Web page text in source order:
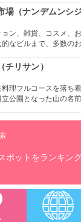
る味わいのものばかり。
場（ナンデムンシジ
ン、雑貨、コスメ、
なビルまで、多数の
客であふれかえり、賑
チリサン）
理フルコースを落ち
公園となった山の名
す。おかずは17品も
ものです。
ポットをランキン